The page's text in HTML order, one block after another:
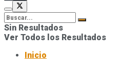
Sin Resultados
Ver Todos los Resultados
Inicio